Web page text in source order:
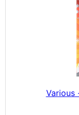
Various